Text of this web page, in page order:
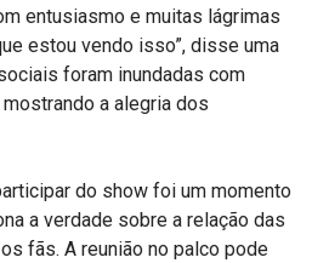
entusiasmo e muitas lágrimas
estou vendo isso”, disse uma
foram inundadas com
a alegria dos
do show foi um momento
a verdade sobre a relação das
fãs. A reunião no palco pode